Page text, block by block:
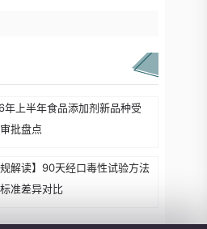
年上半年食品添加剂新品种受
批盘点
规解读】90天经口毒性试验方法
准差异对比